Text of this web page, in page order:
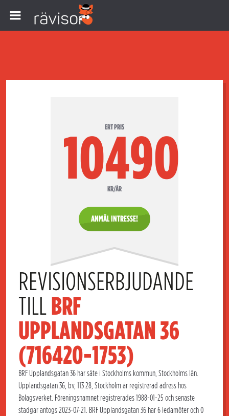
ERT PRIS
10490
KR/ÅR
ANMÄL INTRESSE!
REVISIONSERBJUDANDE
TILL BRF
UPPLANDSGATAN 36
(716420-1753)
BRF Upplandsgatan 36 har säte i Stockholms kommun, Stockholms län.
Upplandsgatan 36, bv, 113 28, Stockholm är registrerad adress hos
Bolagsverket. Föreningsnamnet registrerades 1988-01-25 och senaste
stadgar antogs 2023-07-21. BRF Upplandsgatan 36 har 6 ledamöter och 0